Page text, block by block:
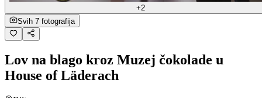
+2
Svih 7 fotografija
Lov na blago kroz Muzej čokolade u
House of Läderach